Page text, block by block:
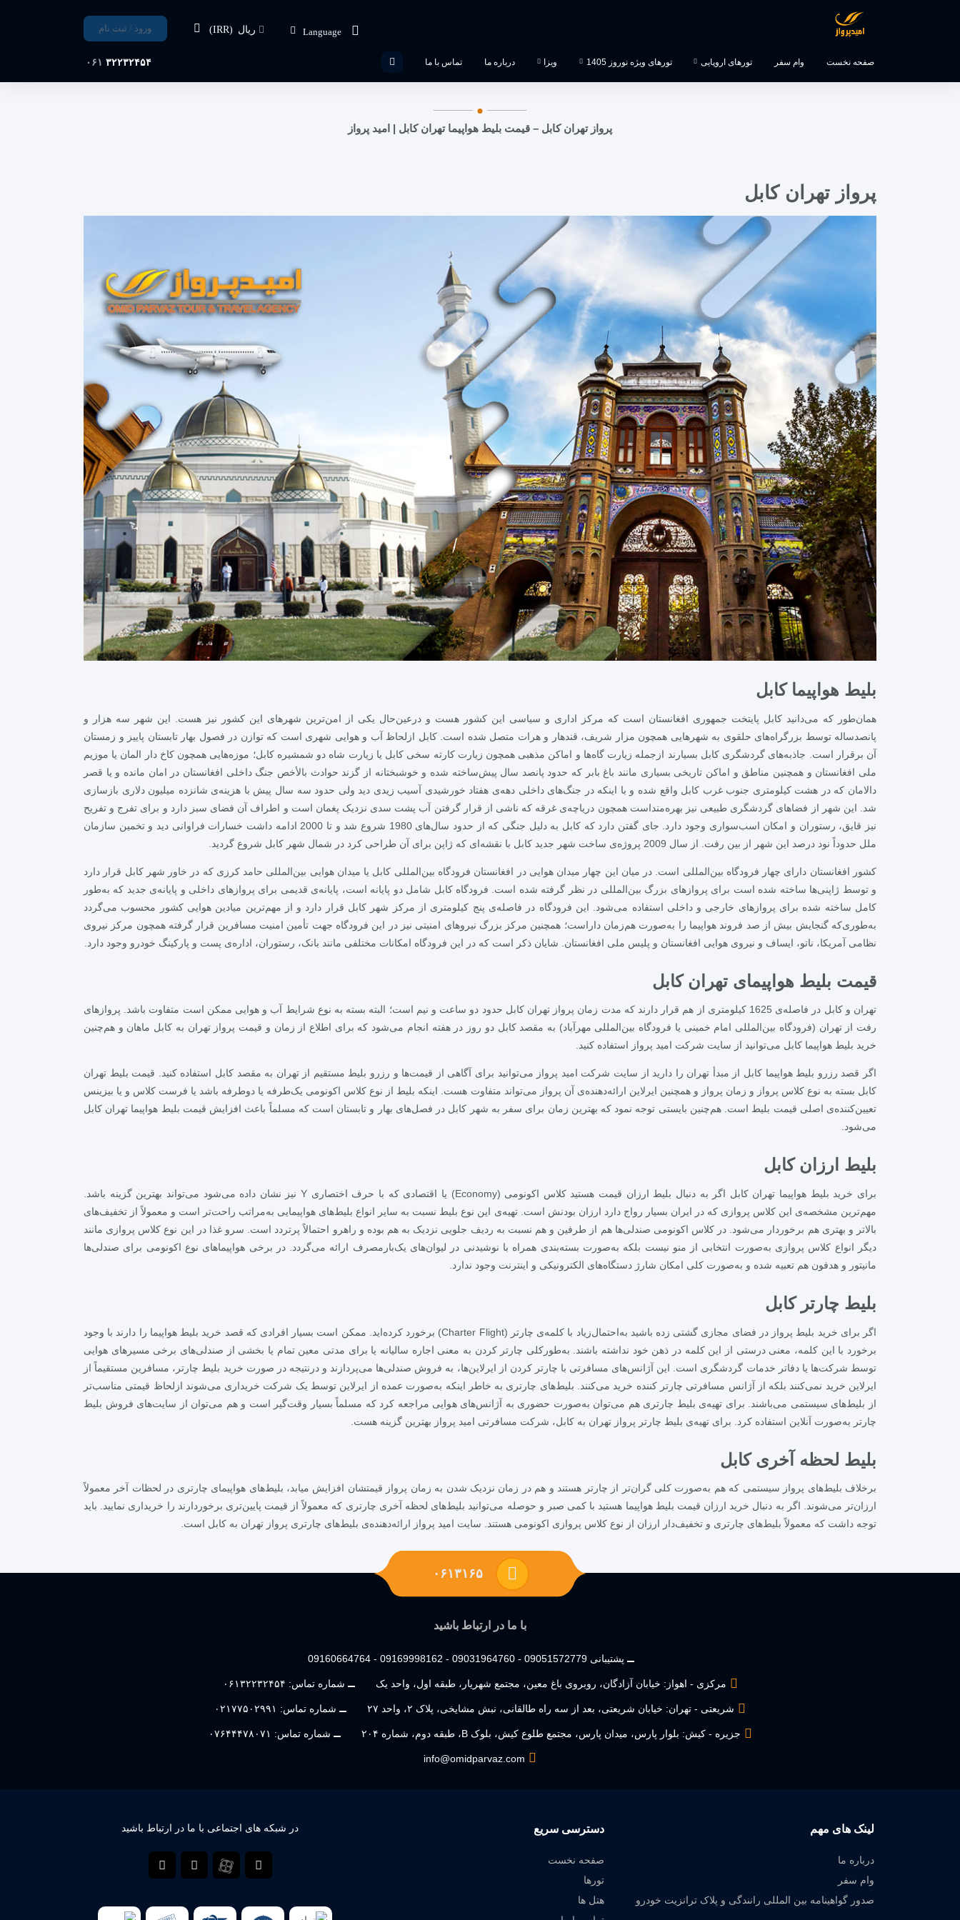
Language ریال (IRR) ورود / ثبت نام
صفحه نخست وام سفر تورهای اروپایی تورهای ویژه نوروز 1405 ویزا درباره ما تماس با ما ۳۲۲۳۲۴۵۴ ۰۶۱
پرواز تهران کابل – قیمت بلیط هواپیما تهران کابل | امید پرواز
پرواز تهران کابل
بلیط هواپیما کابل
همان‌طور که می‌دانید کابل پایتخت جمهوری افغانستان است که مرکز اداری و سیاسی این کشور هست و درعین‌حال یکی از امن‌ترین شهرهای این کشور نیز هست. این شهر سه هزار و
پانصدساله توسط بزرگراه‌های حلقوی به شهرهایی همچون مزار شریف، قندهار و هرات متصل شده است. کابل ازلحاظ آب و هوایی شهری است که توازن در فصول بهار تابستان پاییز و زمستان
آن برقرار است. جاذبه‌های گردشگری کابل بسیارند ازجمله زیارت گاه‌ها و اماکن مذهبی همچون زیارت کارته سخی کابل یا زیارت شاه دو شمشیره کابل؛ موزه‌هایی همچون کاخ دار المان یا موزیم
ملی افغانستان و همچنین مناطق و اماکن تاریخی بسیاری مانند باغ بابر که حدود پانصد سال پیش‌ساخته شده و خوشبختانه از گزند حوادث بالأخص جنگ داخلی افغانستان در امان مانده و یا قصر
دالامان که در هشت کیلومتری جنوب غرب کابل واقع شده و با اینکه در جنگ‌های داخلی دهه‌ی هفتاد خورشیدی آسیب زیدی دید ولی حدود سه سال پیش با هزینه‌ی شانزده میلیون دلاری بازسازی
شد. این شهر از فضاهای گردشگری طبیعی نیز بهره‌مند‌است همچون دریاچه‌ی غرقه که ناشی از قرار گرفتن آب پشت سدی نزدیک پغمان است و اطراف آن فضای سبز دارد و برای تفرج و تفریح
نیز قایق، رستوران و امکان اسب‌سواری وجود دارد. جای گفتن دارد که کابل به دلیل جنگی که از حدود سال‌های 1980 شروع شد و تا 2000 ادامه داشت خسارات فراوانی دید و تخمین سازمان
ملل حدوداً نود درصد این شهر از بین رفت. از سال 2009 پروژه‌ی ساخت شهر جدید کابل با نقشه‌ای که ژاپن برای آن طراحی کرد در شمال شهر کابل شروع گردید.
کشور افغانستان دارای چهار فرودگاه بین‌المللی است. در میان این چهار میدان هوایی در افغانستان فرودگاه بین‌المللی کابل یا میدان هوایی بین‌المللی حامد کرزی که در خاور شهر کابل قرار دارد
و توسط ژاپنی‌ها ساخته شده است برای پروازهای بزرگ بین‌المللی در نظر گرفته شده است. فرودگاه کابل شامل دو پایانه است، پایانه‌ی قدیمی برای پروازهای داخلی و پایانه‌ی جدید که به‌طور
کامل ساخته شده برای پروازهای خارجی و داخلی استفاده می‌شود. این فرودگاه در فاصله‌ی پنج کیلومتری از مرکز شهر کابل قرار دارد و از مهم‌ترین میادین هوایی کشور محسوب می‌گردد
به‌طوری‌که گنجایش بیش از صد فروند هواپیما را به‌صورت هم‌زمان داراست؛ همچنین مرکز بزرگ نیروهای امنیتی نیز در این فرودگاه جهت تأمین امنیت مسافرین قرار گرفته همچون مرکز نیروی
نظامی آمریکا، ناتو، ایساف و نیروی هوایی افغانستان و پلیس ملی افغانستان. شایان ذکر است که در این فرودگاه امکانات مختلفی مانند بانک، رستوران، اداره‌ی پست و پارکینگ خودرو وجود دارد.
قیمت بلیط هواپیمای تهران کابل
تهران و کابل در فاصله‌ی 1625 کیلومتری از هم قرار دارند که مدت زمان پرواز تهران کابل حدود دو ساعت و نیم است؛ البته بسته به نوع شرایط آب و هوایی ممکن است متفاوت باشد. پروازهای
رفت از تهران (فرودگاه بین‌المللی امام خمینی یا فرودگاه بین‌المللی مهرآباد) به مقصد کابل دو روز در هفته انجام می‌شود که برای اطلاع از زمان و قیمت پرواز تهران به کابل ماهان و هم‌چنین
خرید بلیط هواپیما کابل می‌توانید از سایت شرکت امید پرواز استفاده کنید.
اگر قصد رزرو بلیط هواپیما کابل از مبدأ تهران را دارید از سایت شرکت امید پرواز می‌توانید برای آگاهی از قیمت‌ها و رزرو بلیط مستقیم از تهران به مقصد کابل استفاده کنید. قیمت بلیط تهران
کابل بسته به نوع کلاس پرواز و زمان پرواز و همچنین ایرلاین ارائه‌دهنده‌ی آن پرواز می‌تواند متفاوت هست. اینکه بلیط از نوع کلاس اکونومی یک‌طرفه یا دوطرفه باشد یا فرست کلاس و یا بیزینس
تعیین‌کننده‌ی اصلی قیمت بلیط است. هم‌چنین بایستی توجه نمود که بهترین زمان برای سفر به شهر کابل در فصل‌های بهار و تابستان است که مسلماً باعث افزایش قیمت بلیط هواپیما تهران کابل
می‌شود.
بلیط ارزان کابل
برای خرید بلیط هواپیما تهران کابل اگر به دنبال بلیط ارزان قیمت هستید کلاس اکونومی (Economy) یا اقتصادی که با حرف اختصاری Yنیز نشان داده می‌شود می‌تواند بهترین گزینه باشد.
مهم‌ترین مشخصه‌ی این کلاس پروازی که در ایران بسیار رواج دارد ارزان بودنش است. تهیه‌ی این نوع بلیط نسبت به سایر انواع بلیط‌های هواپیمایی به‌مراتب راحت‌تر است و معمولاً از تخفیف‌های
بالاتر و بهتری هم برخوردار می‌شود. در کلاس اکونومی صندلی‌ها هم از طرفین و هم نسبت به ردیف جلویی نزدیک به هم بوده و راهرو احتمالاً پرتردد است. سرو غذا در این نوع کلاس پروازی مانند
دیگر انواع کلاس پروازی به‌صورت انتخابی از منو نیست بلکه به‌صورت بسته‌بندی همراه با نوشیدنی در لیوان‌های یک‌بارمصرف ارائه می‌گردد. در برخی هواپیماهای نوع اکونومی برای صندلی‌ها
مانیتور و هدفون هم تعبیه شده و به‌صورت کلی امکان شارژ دستگاه‌های الکترونیکی و اینترنت وجود ندارد.
بلیط چارتر کابل
اگر برای خرید بلیط پرواز در فضای مجازی گشتی زده باشید به‌احتمال‌زیاد با کلمه‌ی چارتر (
Charter Flight) برخورد کرده‌اید. ممکن است بسیار افرادی که قصد خرید بلیط هواپیما را دارند با وجود
برخورد با این کلمه، معنی درستی از این کلمه در ذهن خود نداشته باشند. به‌طورکلی چارتر کردن به معنی اجاره سالیانه یا برای مدتی معین تمام یا بخشی از صندلی‌های برخی مسیرهای هوایی
توسط شرکت‌ها یا دفاتر خدمات گردشگری است. این آژانس‌های مسافرتی با چارتر کردن از ایرلاین‌ها، به فروش صندلی‌ها می‌پردازند و درنتیجه در صورت خرید بلیط چارتر، مسافرین مستقیماً از
ایرلاین خرید نمی‌کنند بلکه از آژانس مسافرتی چارتر کننده خرید می‌کنند. بلیط‌های چارتری به خاطر اینکه به‌صورت عمده از ایرلاین توسط یک شرکت خریداری می‌شوند ازلحاظ قیمتی مناسب‌تر
از بلیط‌های سیستمی می‌باشند. برای تهیه‌ی بلیط چارتری هم می‌توان به‌صورت حضوری به آژانس‌های هوایی مراجعه کرد که مسلماً بسیار وقت‌گیر است و هم می‌توان از سایت‌های فروش بلیط
چارتر به‌صورت آنلاین استفاده کرد. برای تهیه‌ی بلیط چارتر پرواز تهران به کابل، شرکت مسافرتی امید پرواز بهترین گزینه هست.
بلیط لحظه آخری کابل
برخلاف بلیط‌های پرواز سیستمی که هم به‌صورت کلی گران‌تر از چارتر هستند و هم در زمان نزدیک شدن به زمان پرواز قیمتشان افزایش میابد، بلیط‌های هواپیمای چارتری در لحظات آخر معمولاً
ارزان‌تر می‌شوند. اگر به دنبال خرید ارزان قیمت بلیط هواپیما هستید با کمی صبر و حوصله می‌توانید بلیط‌های لحظه آخری چارتری که معمولاً از قیمت پایین‌تری برخوردارند را خریداری نمایید. باید
توجه داشت که معمولاً بلیط‌های چارتری و تخفیف‌دار ارزان از نوع کلاس پروازی اکونومی هستند. سایت امید پرواز ارائه‌دهنده‌ی بلیط‌های چارتری پرواز تهران به کابل است.
۰۶۱۳۱۶۵
با ما در ارتباط باشید
پشتیبانی 09051572779 - 09031964760 - 09169998162 - 09160664764
مرکزی - اهواز: خیابان آزادگان، روبروی باغ معین، مجتمع شهریار، طبقه اول، واحد یک شماره تماس: ۰۶۱۳۲۲۳۲۴۵۴
شریعتی - تهران: خیابان شریعتی، بعد از سه راه طالقانی، نبش مشایخی، پلاک ۲، واحد ۲۷ شماره تماس: ۰۲۱۷۷۵۰۲۹۹۱
جزیره - کیش: بلوار پارس، میدان پارس، مجتمع طلوع کیش، بلوک B، طبقه دوم، شماره ۲۰۴ شماره تماس: ۰۷۶۴۴۴۷۸۰۷۱
info@omidparvaz.com
لینک های مهم
درباره ما
وام سفر
صدور گواهینامه بین المللی رانندگی و پلاک ترانزیت خودرو
دسترسی سریع
صفحه نخست
تورها
هتل ها
در شبکه های اجتماعی با ما در ارتباط باشید